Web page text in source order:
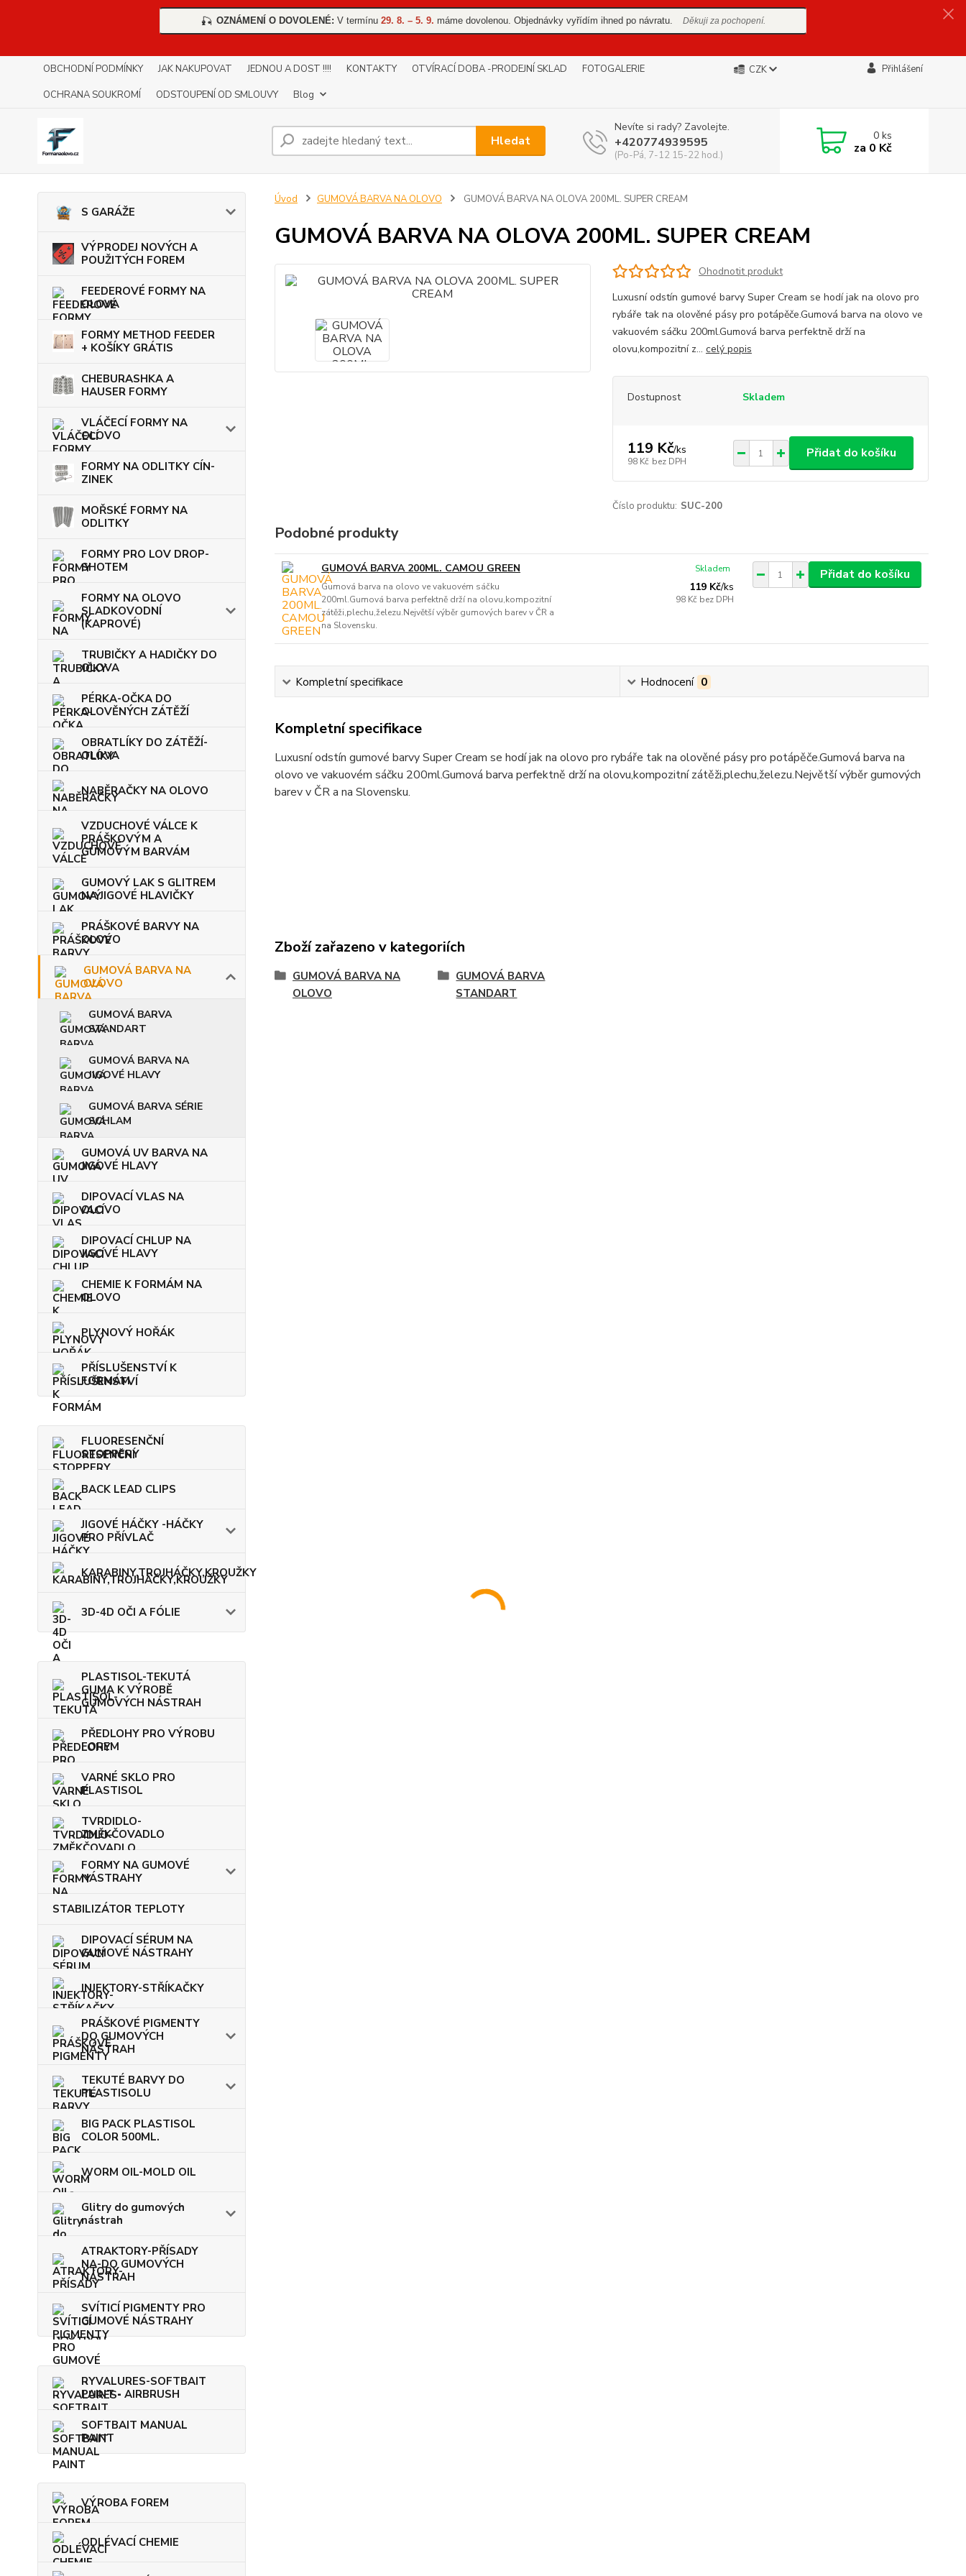
🎣 OZNÁMENÍ O DOVOLENÉ: V termínu 29. 8. – 5. 9. máme dovolenou. Objednávky vyřídím ihned po návratu. Děkuji za pochopení.
OBCHODNÍ PODMÍNKY JAK NAKUPOVAT JEDNOU A DOST !!!! KONTAKTY OTVÍRACÍ DOBA -PRODEJNÍ SKLAD
FOTOGALERIE
OCHRANA SOUKROMÍ
ODSTOUPENÍ OD SMLOUVY Blog
CZK Přihlášení
Hledat
Nevíte si rady? Zavolejte.
+420774939595
(Po-Pá, 7-12 15-22 hod.)
0ks
za 0 Kč
S GARÁŽE
VÝPRODEJ NOVÝCH A
POUŽITÝCH FOREM
FEEDEROVÉ FORMY NA
OLOVA
FORMY METHOD FEEDER
+ KOŠÍKY GRÁTIS
CHEBURASHKA A
HAUSER FORMY
VLÁČECÍ FORMY NA
OLOVO
FORMY NA ODLITKY CÍN-
ZINEK
MOŘSKÉ FORMY NA
ODLITKY
FORMY PRO LOV DROP-
SHOTEM
FORMY NA OLOVO
SLADKOVODNÍ
(KAPROVÉ)
TRUBIČKY A HADIČKY DO
OLOVA
PÉRKA-OČKA DO
OLOVĚNÝCH ZÁTĚŽÍ
OBRATLÍKY DO ZÁTĚŽÍ-
OLOVA
NABĚRAČKY NA OLOVO
VZDUCHOVÉ VÁLCE K
PRÁŠKOVÝM A
GUMOVÝM BARVÁM
GUMOVÝ LAK S GLITREM
NA JIGOVÉ HLAVIČKY
PRÁŠKOVÉ BARVY NA
OLOVO
GUMOVÁ BARVA NA
OLOVO
GUMOVÁ BARVA
STANDART
GUMOVÁ BARVA NA
JIGOVÉ HLAVY
GUMOVÁ BARVA SÉRIE
SCHLAM
GUMOVÁ UV BARVA NA
JIGOVÉ HLAVY
DIPOVACÍ VLAS NA
OLOVO
DIPOVACÍ CHLUP NA
JIGOVÉ HLAVY
CHEMIE K FORMÁM NA
OLOVO
PLYNOVÝ HOŘÁK
PŘÍSLUŠENSTVÍ K
FORMÁM
FLUORESENČNÍ
STOPPERY
BACK LEAD CLIPS
JIGOVÉ HÁČKY -HÁČKY
PRO PŘÍVLAČ
KARABINY,TROJHÁČKY,KROUŽKY
3D-4D OČI A FÓLIE
PLASTISOL-TEKUTÁ
GUMA K VÝROBĚ
GUMOVÝCH NÁSTRAH
PŘEDLOHY PRO VÝROBU
FOREM
VARNÉ SKLO PRO
PLASTISOL
TVRDIDLO-
ZMĚKČOVADLO
FORMY NA GUMOVÉ
NÁSTRAHY
STABILIZÁTOR TEPLOTY
DIPOVACÍ SÉRUM NA
GUMOVÉ NÁSTRAHY
INJEKTORY-STŘÍKAČKY
PRÁŠKOVÉ PIGMENTY
DO GUMOVÝCH
NÁSTRAH
TEKUTÉ BARVY DO
PLASTISOLU
BIG PACK PLASTISOL
COLOR 500ML.
WORM OIL-MOLD OIL
Glitry do gumových
nástrah
ATRAKTORY-PŘÍSADY
NA-DO GUMOVÝCH
NÁSTRAH
SVÍTICÍ PIGMENTY PRO
GUMOVÉ NÁSTRAHY
RYVALURES-SOFTBAIT
PAINT - AIRBRUSH
SOFTBAIT MANUAL
PAINT
VÝROBA FOREM
ODLÉVACÍ CHEMIE
Úvod GUMOVÁ BARVA NA OLOVO GUMOVÁ BARVA NA OLOVA 200ML. SUPER CREAM
GUMOVÁ BARVA NA OLOVA 200ML. SUPER CREAM
Ohodnotit produkt
Luxusní odstín gumové barvy Super Cream se hodí jak na olovo pro
rybáře tak na olověné pásy pro potápěče.Gumová barva na olovo ve
vakuovém sáčku 200ml.Gumová barva perfektně drží na
olovu,kompozitní z... celý popis
Dostupnost Skladem
119 Kč/ks
98 Kč bez DPH
Přidat do košíku
Číslo produktu: SUC-200
Podobné produkty
GUMOVÁ BARVA 200ML. CAMOU GREEN
Gumová barva na olovo ve vakuovém sáčku
200ml.Gumová barva perfektně drží na olovu,kompozitní
zátěži,plechu,železu.Největší výběr gumových barev v ČR a
na Slovensku.
119 Kč/ks
98 Kč bez DPH
Skladem Přidat do košíku
Kompletní specifikace Hodnocení 0
Kompletní specifikace
Luxusní odstín gumové barvy Super Cream se hodí jak na olovo pro rybáře tak na olověné pásy pro potápěče.Gumová barva na
olovo ve vakuovém sáčku 200ml.Gumová barva perfektně drží na olovu,kompozitní zátěži,plechu,železu.Největší výběr gumových
barev v ČR a na Slovensku.
Zboží zařazeno v kategoriích
GUMOVÁ BARVA NA
OLOVO
GUMOVÁ BARVA
STANDART